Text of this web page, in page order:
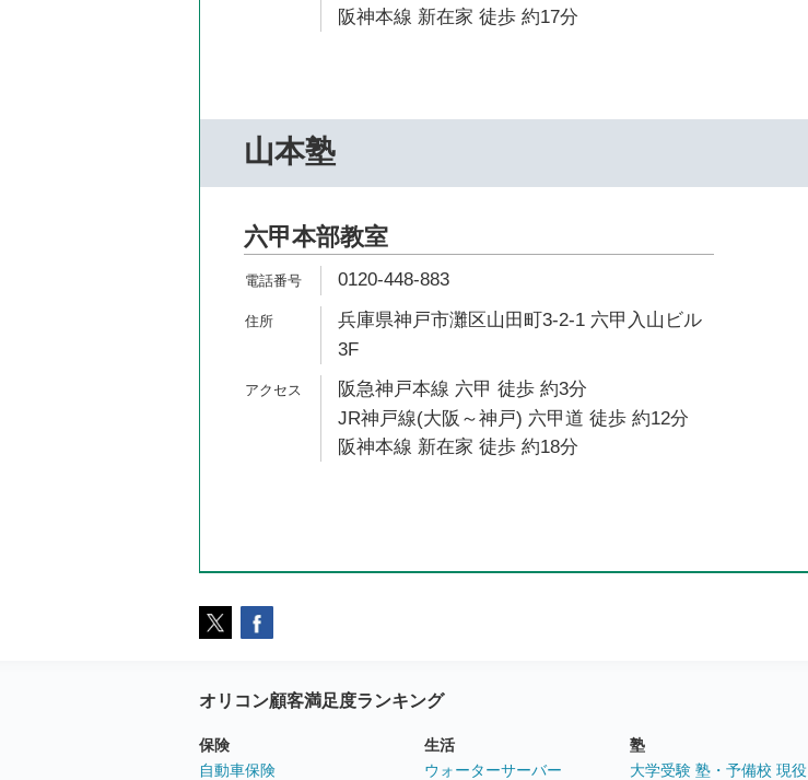
阪神本線 新在家 徒歩 約17分
山本塾
六甲本部教室
0120-448-883
兵庫県神戸市灘区山田町3-2-1 六甲入山ビル
3F
阪急神戸本線 六甲 徒歩 約3分
JR神戸線(大阪～神戸) 六甲道 徒歩 約12分
阪神本線 新在家 徒歩 約18分
オリコン顧客満足度ランキング
保険
自動車保険
生活
ウォーターサーバー
塾
大学受験 塾・予備校 現役